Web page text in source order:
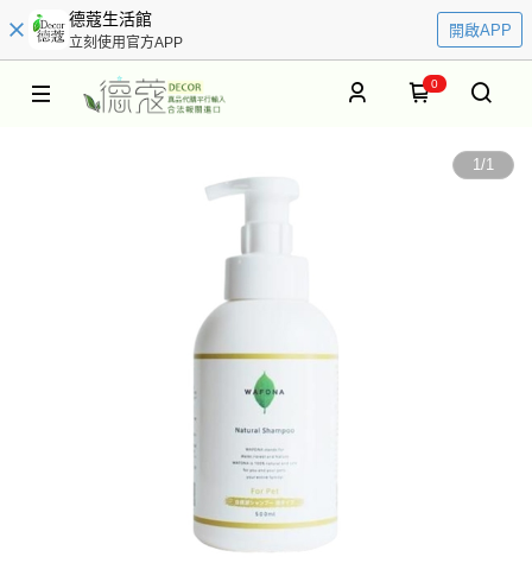
德蔻生活館
立刻使用官方APP
開啟APP
0
1/1